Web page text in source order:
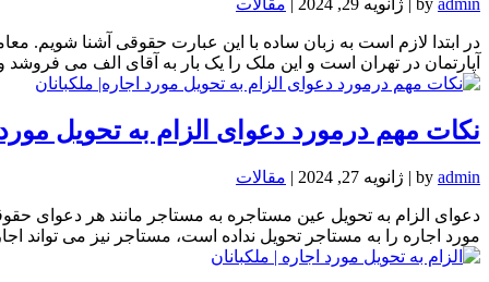
در ابتدا لازم است به زبان ساده با این عبارت حقوقی آشنا شویم.
آپارتمان در تهران است و این ملک را یک بار به آقای الف می
نکات مهم درمورد دعوای الزام به تحویل مورد
by admin
| ژانویه 27, 2024 | مقالات
دعوای الزام به تحویل عین مستاجره به مستاجر مانند هر دعوای
مورد اجاره را به مستاجر تحویل نداده است، مستاجر نیز می تواند